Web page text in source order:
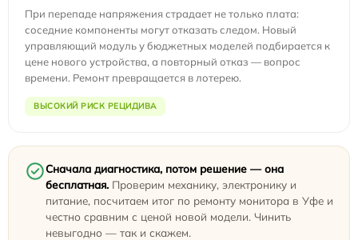
При перепаде напряжения страдает не только плата:
соседние компоненты могут отказать следом. Новый
управляющий модуль у бюджетных моделей подбирается к
цене нового устройства, а повторный отказ — вопрос
времени. Ремонт превращается в лотерею.
ВЫСОКИЙ РИСК РЕЦИДИВА
Сначала диагностика, потом решение — она
бесплатная. Проверим механику, электронику и
питание, посчитаем итог по ремонту монитора в Уфе и
честно сравним с ценой новой модели. Чинить
невыгодно — так и скажем.